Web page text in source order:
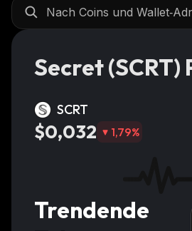
Secret (SCRT)
SCRT
$0,032 1,79%
Trendende